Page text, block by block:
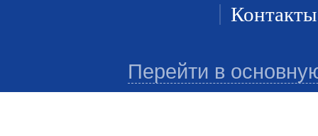
Контакты
Перейти в